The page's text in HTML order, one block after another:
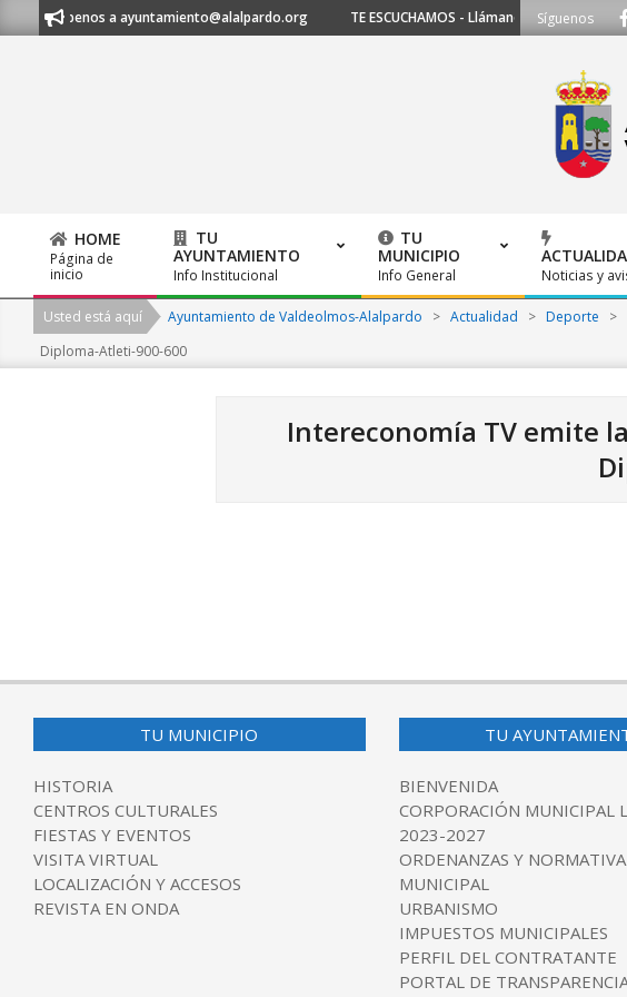
to
53 o escríbenos a ayuntamiento@alalpardo.org TE ESCUCHAMOS - Llámanos al 91 620 21
Síguenos
Primary
Navigation
Menu
HOME
Página de
inicio
TU
AYUNTAMIENTO
Info Institucional
TU
MUNICIPIO
Info General Noticias y
Usted está aquí Ayuntamiento de Valdeolmos-Alalpardo > Actualidad > Deporte >
Diploma-Atleti-900-600
Intereconomía TV emite
05-
TU MUNICIPIO
HISTORIA
CENTROS CULTURALES
FIESTAS Y EVENTOS
VISITA VIRTUAL
LOCALIZACIÓN Y ACCESOS
REVISTA EN ONDA
TU
BIENVENIDA
CORPORACIÓN MUNICIPAL
2023-2027
ORDENANZAS Y NORMATIVA
MUNICIPAL
URBANISMO
IMPUESTOS MUNICIPALES
PERFIL DEL CONTRATANTE
PORTAL DE